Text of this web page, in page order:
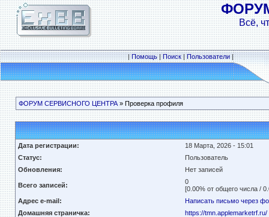
Всё,
|Помощь|Поиск|Пользователи|
ФОРУМ СЕРВИСНОГО ЦЕНТРА» Проверка профиля
Дата регистрации:
18 Марта, 2026 - 15:01
Статус:
Пользователь
Обновления:
Нет записей
Всего записей:
0
[0.00% от общего числа /
Адрес e-mail:
Написать письмо через
Домашняя страничка:
https://tmn.applemarketrf.ru/